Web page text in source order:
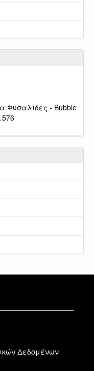
Φυσαλίδες - Bubble
Δεδομένων